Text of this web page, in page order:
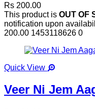
Rs 200.00
This product is OUT OF
notification upon
200.00 1453118626 0
Quick View
Veer Ni Jem